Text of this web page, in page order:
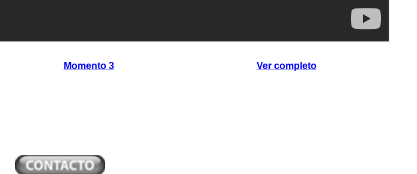
Momento 3 Ver completo